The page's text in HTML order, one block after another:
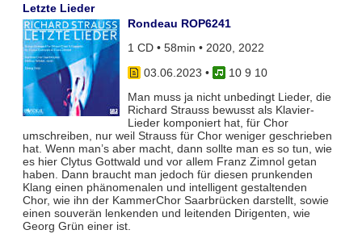
Letzte Lieder
Rondeau ROP6241
1 CD • 58min • 2020, 2022
03.06.2023 •
10 9 10
Man muss ja nicht unbedingt Lieder, die
Richard Strauss bewusst als Klavier-
Lieder komponiert hat, für Chor
umschreiben, nur weil Strauss für Chor weniger geschrieben
hat. Wenn man’s aber macht, dann sollte man es so tun, wie
es hier Clytus Gottwald und vor allem Franz Zimnol getan
haben. Dann braucht man jedoch für diesen prunkenden
Klang einen phänomenalen und intelligent gestaltenden
Chor, wie ihn der KammerChor Saarbrücken darstellt, sowie
einen souverän lenkenden und leitenden Dirigenten, wie
Georg Grün einer ist.